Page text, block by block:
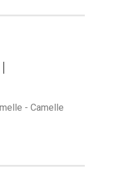
- Camelle